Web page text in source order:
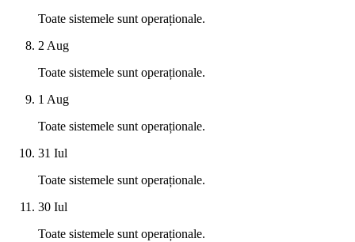
Toate sistemele sunt operaționale.
2 Aug
Toate sistemele sunt operaționale.
1 Aug
Toate sistemele sunt operaționale.
31 Iul
Toate sistemele sunt operaționale.
30 Iul
Toate sistemele sunt operaționale.